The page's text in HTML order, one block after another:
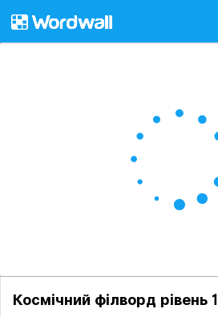
Космічний філворд рівень 1